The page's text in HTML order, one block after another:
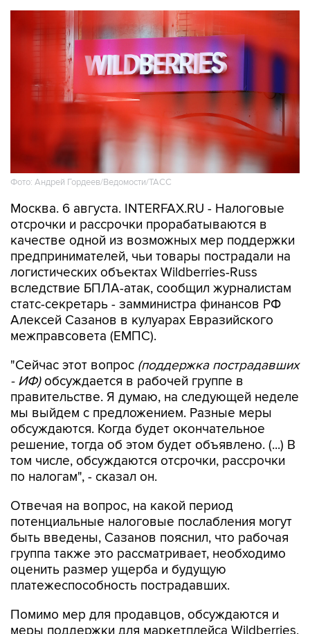
Фото: Андрей Гордеев/Ведомости/ТАСС
Москва. 6 августа. INTERFAX.RU - Налоговые
качестве одной из возможных мер поддержки
предпринимателей, чьи товары пострадали на
логистических объектах Wildberries-Russ
вследствие БПЛА-атак, сообщил журналистам
статс-секретарь - замминистра финансов РФ
Алексей Сазанов в кулуарах Евразийского
межправсовета (ЕМПС).
"Сейчас этот вопрос(поддержка пострадавших
правительстве. Я думаю, на следующей неделе
мы выйдем с предложением. Разные меры
обсуждаются. Когда будет окончательное
решение, тогда об этом будет объявлено. (...) В
том числе, обсуждаются отсрочки, рассрочки
по налогам", - сказал он.
Отвечая на вопрос, на какой период
быть введены, Сазанов пояснил, что рабочая
группа также это рассматривает, необходимо
оценить размер ущерба и будущую
платежеспособность пострадавших.
Помимо мер для продавцов, обсуждаются и
добавил он, отказавшись раскрывать